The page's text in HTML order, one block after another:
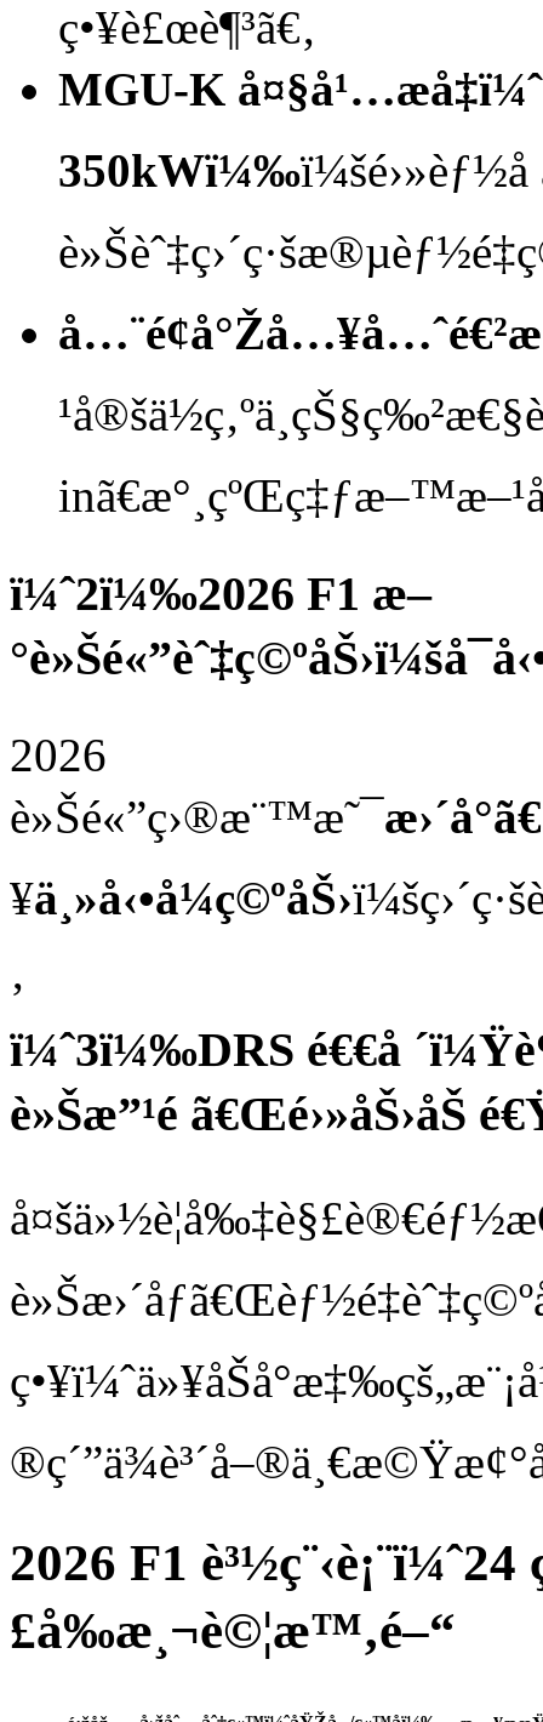
ç•¥è£œè¶³ã€‚
MGU-K
350kWï¼‰
ï¼ˆ2ï¼‰2026 F1 æ–
2026
è»Šé«”ç›®æ¨™æ˜¯
¥ä¸»å‹•å¼ç©ºåŠ›
‚
ï¼ˆ3ï¼‰DRS é€€å
è»Šæ”¹é ã€Œé›»åŠ›åŠ
2026 F1
£å‰æ¸¬è©¦æ™‚é–“